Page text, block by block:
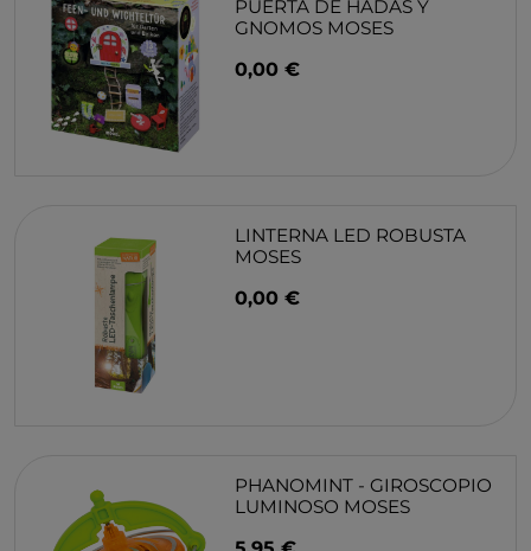
PUERTA DE HADAS Y
GNOMOS MOSES
0,00 €
LINTERNA LED ROBUSTA
MOSES
0,00 €
PHANOMINT - GIROSCOPIO
LUMINOSO MOSES